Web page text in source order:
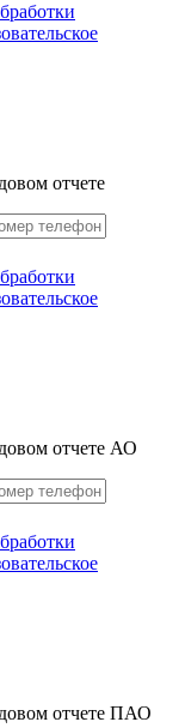
отчете
отчете АО
отчете ПАО